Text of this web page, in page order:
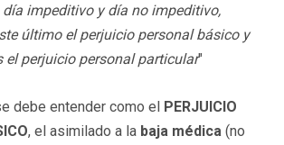
impeditivo y día no impeditivo,
último el perjuicio personal básico y
el perjuicio personal particular"
debe entender como el PERJUICIO
, el asimilado a la baja médica (no